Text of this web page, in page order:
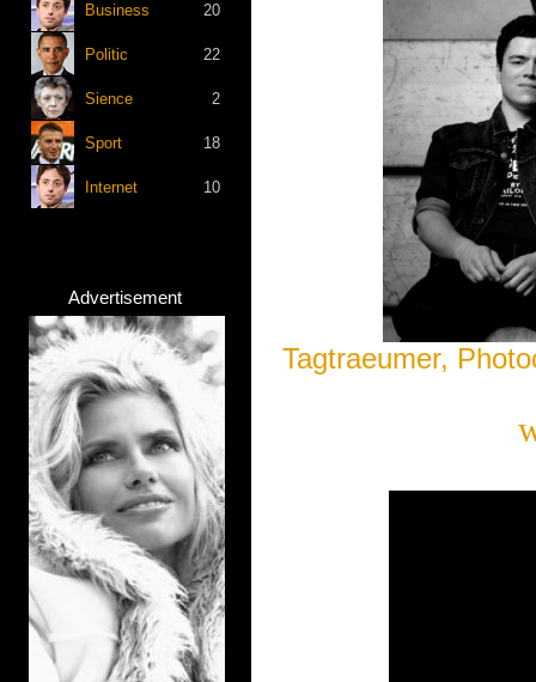
Business 20
Politic 22
Sience 2
Sport 18
Internet 10
Advertisement
Tagtraeumer,